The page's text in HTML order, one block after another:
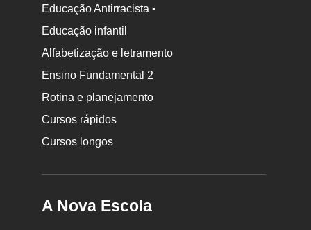
Educação Antirracista •
Educação infantil
Alfabetização e letramento
Ensino Fundamental 2
Rotina e planejamento
Cursos rápidos
Cursos longos
A Nova Escola